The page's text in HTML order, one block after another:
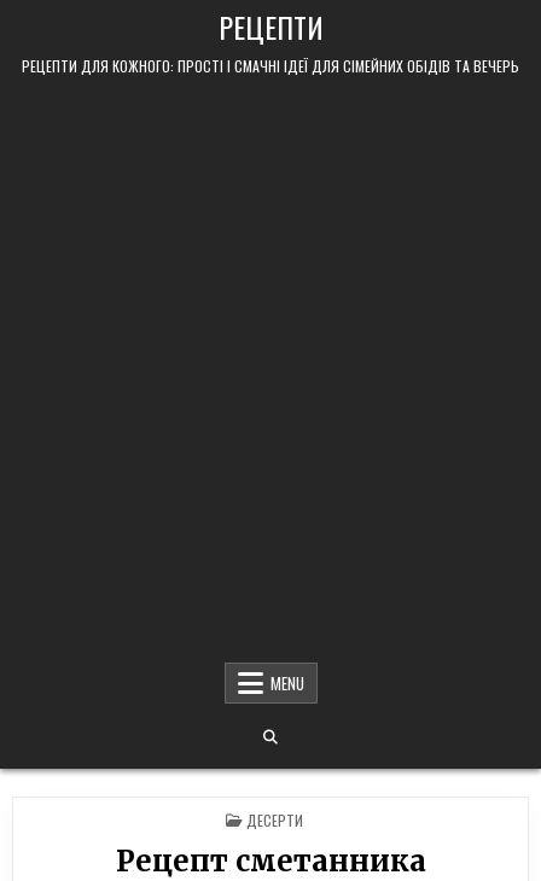
content
РЕЦЕПТИ
РЕЦЕПТИ ДЛЯ КОЖНОГО: ПРОСТІ І СМАЧНІ ІДЕЇ ДЛЯ СІМЕЙНИХ ОБІДІВ ТА ВЕЧЕРЬ
MENU
POSTED
IN
ДЕСЕРТИ
Рецепт сметанника